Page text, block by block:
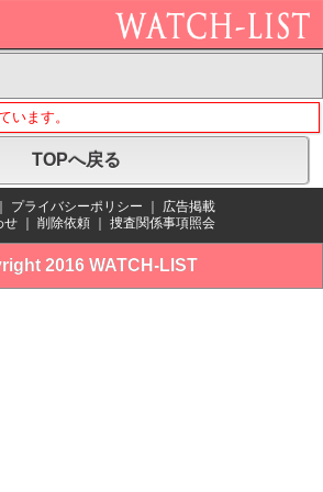
います。
TOPへ戻る
プライバシーポリシー
広告掲載
せ
削除依頼 捜査関係事項照会
2016 WATCH-LIST